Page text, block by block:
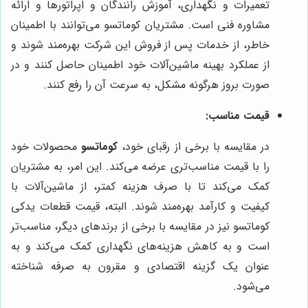
تعمیرات و نگهداری، آموزش رانندگان و اپراتورها و ارائه
مشاوره فنی است. مشتریان کوماتسو می‌توانند با اطمینان
خاطر، از خدمات پس از فروش این شرکت بهره‌مند شوند و
از عملکرد بهینه ماشین‌آلات خود اطمینان حاصل کنند و در
صورت بروز هرگونه مشکل، به سرعت آن را رفع کنند.
قیمت مناسب:
در مقایسه با برخی از رقبای خود، کوماتسومحصولات خود
را با قیمت مناسب‌تری عرضه می‌کند. این امر، به مشتریان
کمک می‌کند تا با صرف هزینه کمتر، از ماشین‌آلات با
کیفیت و کارآمد بهره‌مند شوند. البته، قیمت قطعات یدکی
کوماتسو نیز در مقایسه با برخی از برندهای دیگر، مناسب‌تر
است و به کاهش هزینه‌های نگهداری کمک می‌کند و به
عنوان یک گزینه اقتصادی و مقرون به صرفه شناخته
می‌شود.